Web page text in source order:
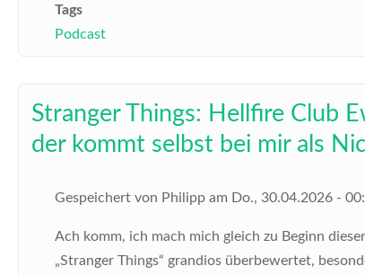
Tags
Podcast
Stranger Things: Hellfire Club
der kommt selbst bei mir als
Gespeichert von Philipp am Do., 30.04.2026 -
Ach komm, ich mach mich gleich zu Beginn
„Stranger Things“ grandios überbewertet,